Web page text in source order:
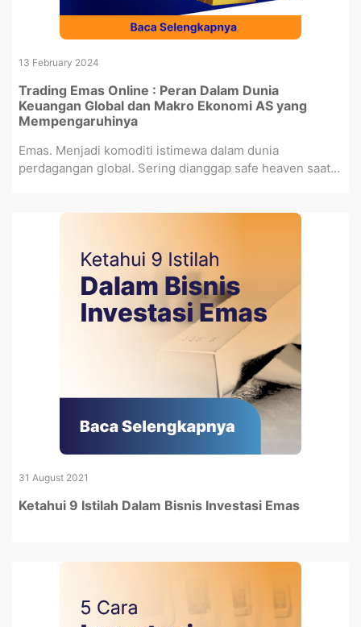
13 February 2024
Trading Emas Online : Peran Dalam Dunia
Keuangan Global dan Makro Ekonomi AS yang
Mempengaruhinya
Emas. Menjadi komoditi istimewa dalam dunia
perdagangan global. Sering dianggap safe heaven saat...
31 August 2021
Ketahui 9 Istilah Dalam Bisnis Investasi Emas